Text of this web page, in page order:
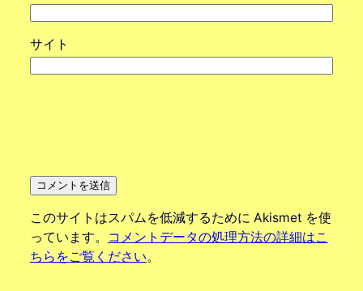
サイト
このサイトはスパムを低減するために Akismet を使
っています。
コメントデータの処理方法の詳細はこ
ちらをご覧ください。